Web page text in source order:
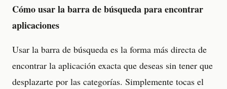
Cómo usar la barra de búsqueda para encontrar
aplicaciones
Usar la barra de búsqueda es la forma más directa de
encontrar la aplicación exacta que deseas sin tener que
desplazarte por las categorías. Simplemente tocas el